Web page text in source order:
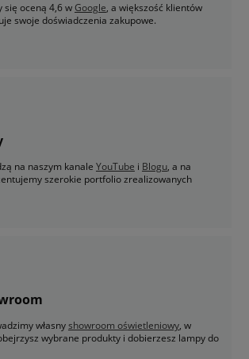
się oceną 4,6 wGoogle, a większość klientów
swoje doświadczenia zakupowe.
na naszym kanale YouTube i Blogu, a na
szerokie portfolio zrealizowanych
własnyshowroom oświetleniowy, w
wybrane produkty i dobierzesz lampy do